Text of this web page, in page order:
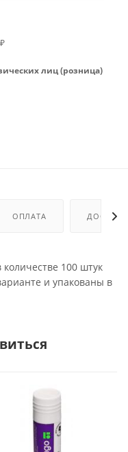
лиц (розница)
ОПЛАТА
100 штук
и упакованы в